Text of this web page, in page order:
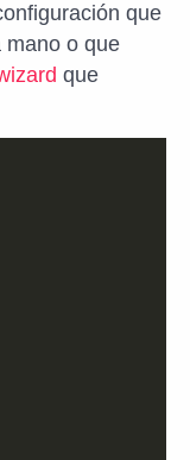
que
mano o que
que